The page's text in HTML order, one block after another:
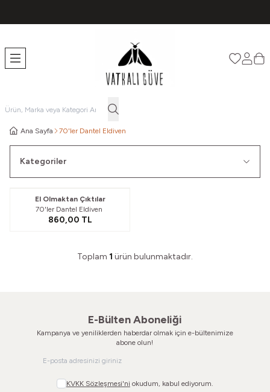
Favorilerim
Ana Sayfa 70'ler Dantel Eldiven
Kategoriler
El Olmaktan Çıktılar
70'ler Dantel Eldiven
860,00 TL
Toplam 1 ürün bulunmaktadır.
E-Bülten Aboneliği
Kampanya ve yeniliklerden haberdar olmak için e-bültenimize
abone olun!
KVKK Sözleşmesi'ni okudum, kabul ediyorum.